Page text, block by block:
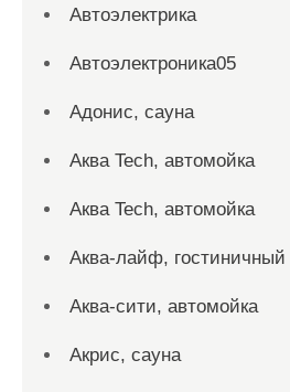
Автоэлектрика
Автоэлектроника05
Адонис, сауна
Аква Tech, автомойка
Аква Tech, автомойка
Аква-лайф, гостиничный
Аква-сити, автомойка
Акрис, сауна